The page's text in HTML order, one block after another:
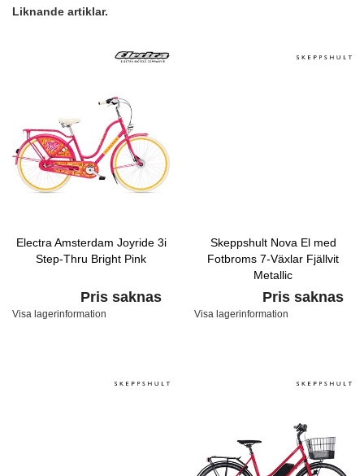
Liknande artiklar.
Electra Amsterdam Joyride 3i
Step-Thru Bright Pink
Pris saknas
Visa lagerinformation
Skeppshult Nova El med
Fotbroms 7-Växlar Fjällvit
Metallic
Pris saknas
Visa lagerinformation